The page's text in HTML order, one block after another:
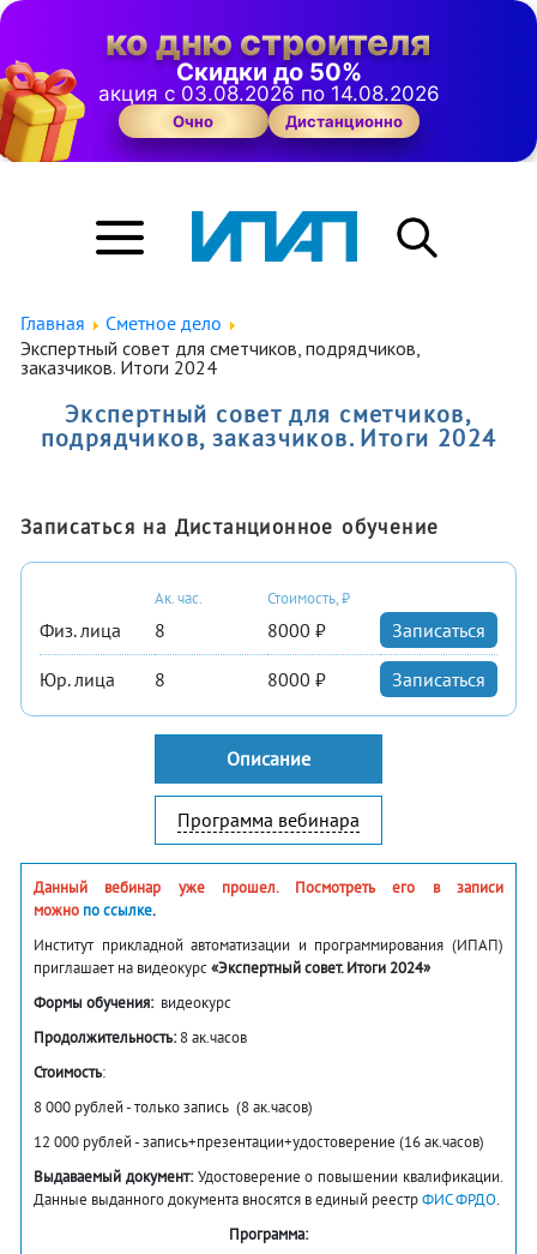
ко дню строителя
Скидки до 50%
акция с 03.08.2026 по 14.08.2026
Очно Дистанционно
Главная
Сметное дело
Экспертный совет для сметчиков, подрядчиков,
заказчиков. Итоги 2024
Экспертный совет для сметчиков,
подрядчиков, заказчиков. Итоги 2024
Записаться на Дистанционное обучение
Ак. час. Стоимость, ₽
Физ. лица 8 8000 ₽ Записаться
Юр. лица 8 8000 ₽ Записаться
Описание
Программа вебинара
Данный вебинар уже прошел. Посмотреть его в записи
можно по ссылке.
Институт прикладной автоматизации и программирования (ИПАП)
приглашает на видеокурс«Экспертный совет. Итоги 2024»
Формы обучения:видеокурс
Продолжительность:8 ак.часов
Стоимость:
8 000 рублей - только запись (8 ак.часов)
12 000 рублей - запись+презентации+удостоверение (16 ак.часов)
Выдаваемый документ:Удостоверение о повышении квалификации.
Данные выданного документа вносятся в единый реестрФИС ФРДО.
Программа: